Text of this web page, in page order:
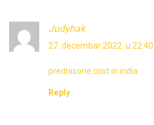
Judyhak
27. decembar 2022. u 22:40
prednisone cost in india
Reply